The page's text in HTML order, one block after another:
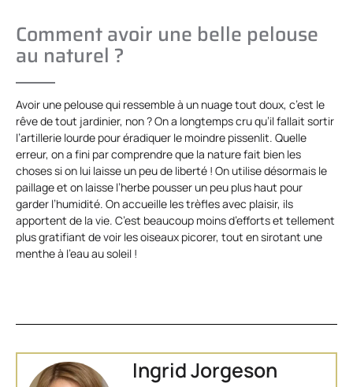
Comment avoir une belle pelouse
au naturel ?
Avoir une pelouse qui ressemble à un nuage tout doux, c’est le
rêve de tout jardinier, non ? On a longtemps cru qu’il fallait sortir
l’artillerie lourde pour éradiquer le moindre pissenlit. Quelle
erreur, on a fini par comprendre que la nature fait bien les
choses si on lui laisse un peu de liberté ! On utilise désormais le
paillage et on laisse l’herbe pousser un peu plus haut pour
garder l’humidité. On accueille les trèfles avec plaisir, ils
apportent de la vie. C’est beaucoup moins d’efforts et tellement
plus gratifiant de voir les oiseaux picorer, tout en sirotant une
menthe à l’eau au soleil !
Ingrid Jorgeson